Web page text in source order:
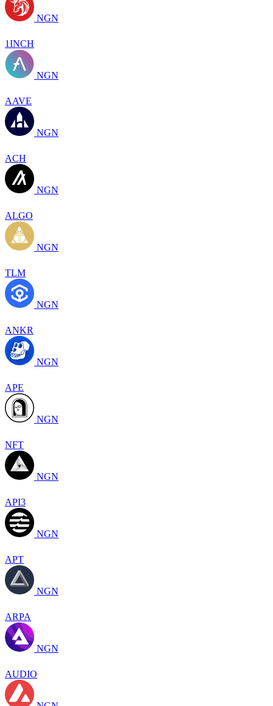
NGN
1INCH
NGN
AAVE
NGN
ACH
NGN
ALGO
NGN
TLM
NGN
ANKR
NGN
APE
NGN
NFT
NGN
API3
NGN
APT
NGN
ARPA
NGN
AUDIO